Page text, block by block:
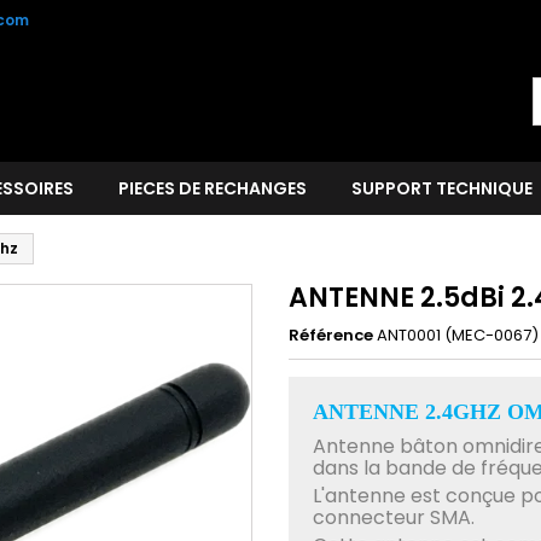
PIECES DE RECHANGES SUPPORT TECHNIQUE
ANTENNE 2.5dBi
RéférenceANT0001 (MEC-0067)
ANTENNE 2.4GHZ
Antenne bâton
dans la bande de
L'antenne est conçue
connecteur SMA.